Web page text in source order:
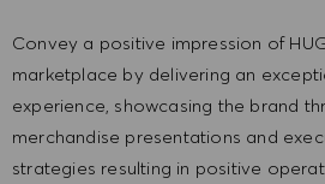
Convey a positive impression of
marketplace by delivering an
experience, showcasing the brand
merchandise presentations and
strategies resulting in positive